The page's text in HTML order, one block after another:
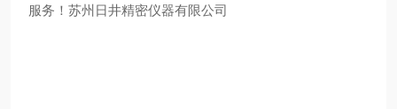
服务！苏州日井精密仪器有限公司